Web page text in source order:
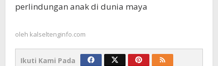
perlindungan anak di dunia maya
oleh kalseltenginfo.com
Ikuti Kami Pada